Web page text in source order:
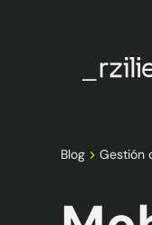
Blog Gestión